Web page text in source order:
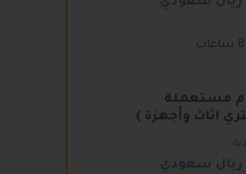
مستعملة
اثاث وأجهزة )